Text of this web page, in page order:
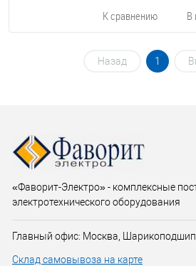
К сравнению В
Назад 1
«Фаворит-Электро» - комплексные
электротехнического оборудования
Главный офис: Москва,
Склад самовывоза на карте